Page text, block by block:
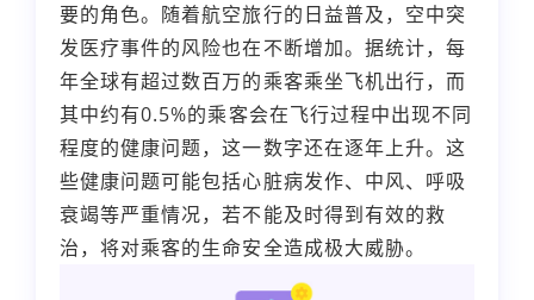
要的角色。随着航空旅行的日益普及，空中突
发医疗事件的风险也在不断增加。据统计，每
年全球有超过数百万的乘客乘坐飞机出行，而
其中约有0.5%的乘客会在飞行过程中出现不同
程度的健康问题，这一数字还在逐年上升。这
些健康问题可能包括心脏病发作、中风、呼吸
衰竭等严重情况，若不能及时得到有效的救
治，将对乘客的生命安全造成极大威胁。